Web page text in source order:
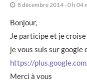
8 décembre 2014 - 0 h 04
Bonjour,
Je participe et je
je vous suis sur google
https://
Merci à vous